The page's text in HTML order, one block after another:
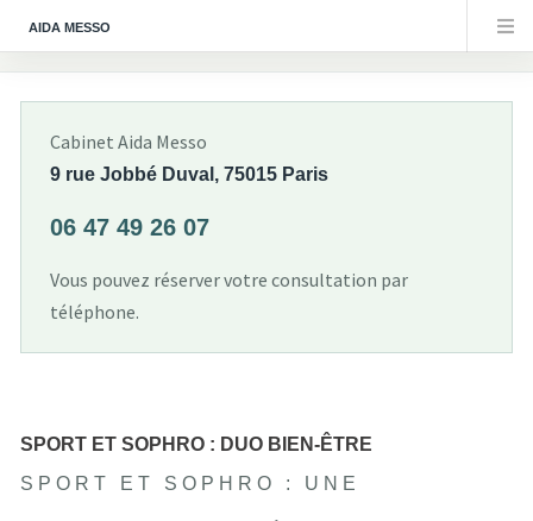
AIDA MESSO
Cabinet Aida Messo
9 rue Jobbé Duval, 75015 Paris
06 47 49 26 07
Vous pouvez réserver votre consultation par
téléphone.
SPORT ET SOPHRO : DUO BIEN-ÊTRE
SPORT ET SOPHRO : UNE